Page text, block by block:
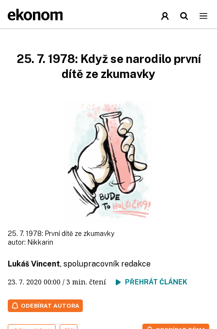
25. 7. 1978: Když se narodilo první
dítě ze zkumavky
25. 7. 1978: První dítě ze zkumavky
autor: Nikkarin
Lukáš Vincent, spolupracovník redakce
23. 7. 2020 00:00 / 3 min. čtení PŘEHRÁT ČLÁNEK
ODEBÍRAT AUTORA